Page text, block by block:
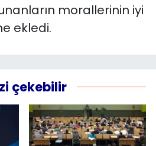
morallerinin iyi
ekledi.
çekebilir